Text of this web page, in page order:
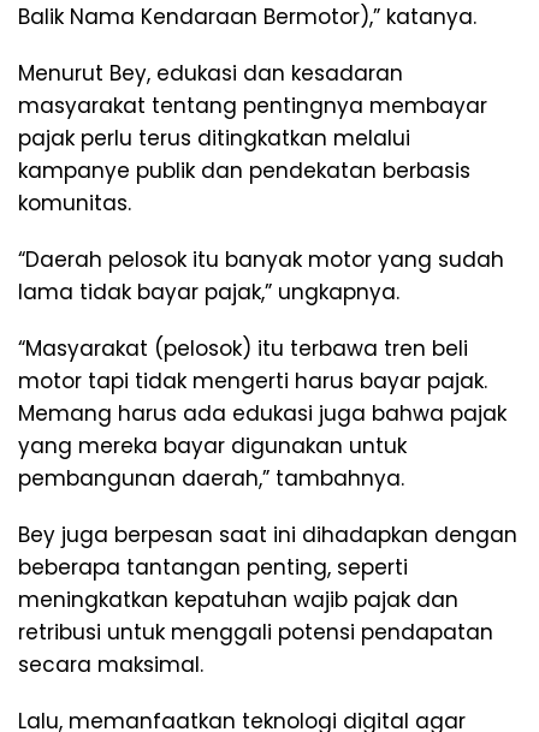
Balik Nama Kendaraan Bermotor),” katanya.
Menurut Bey, edukasi dan kesadaran
masyarakat tentang pentingnya membayar
pajak perlu terus ditingkatkan melalui
kampanye publik dan pendekatan berbasis
komunitas.
“Daerah pelosok itu banyak motor yang sudah
lama tidak bayar pajak,” ungkapnya.
“Masyarakat (pelosok) itu terbawa tren beli
motor tapi tidak mengerti harus bayar pajak.
Memang harus ada edukasi juga bahwa pajak
yang mereka bayar digunakan untuk
pembangunan daerah,” tambahnya.
Bey juga berpesan saat ini dihadapkan dengan
beberapa tantangan penting, seperti
meningkatkan kepatuhan wajib pajak dan
retribusi untuk menggali potensi pendapatan
secara maksimal.
Lalu, memanfaatkan teknologi digital agar